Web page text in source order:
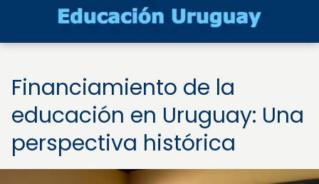
Financiamiento de la
educación en Uruguay: Una
perspectiva histórica